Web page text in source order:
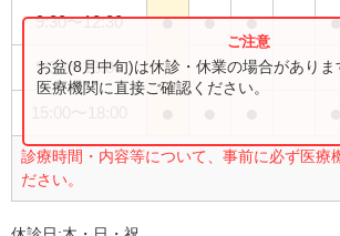
9:30〜12:30 ● ● ●
9:30〜13:00
診療時間・内容等について、事前に必ず医療
ださい。
お盆(8月中旬)は休診・休業の場合があり
医療機関に直接ご確認ください。